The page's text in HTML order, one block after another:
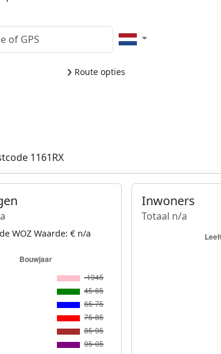
Route opties
1161RX
WOZ Waarde: € n/a
Inwoners
Totaal n/a